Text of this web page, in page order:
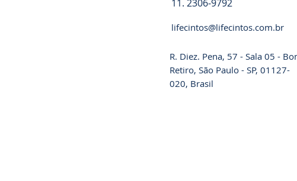
11. 2306-9792
lifecintos@lifecintos.com.br
R. Diez. Pena, 57 - Sala 05 -
Retiro, São Paulo - SP, 01127-
020, Brasil